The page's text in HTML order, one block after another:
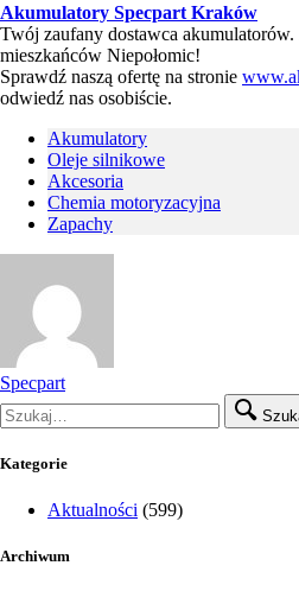
Akumulatory Specpart Kraków
Twój zaufany dostawca
mieszkańców Niepołomic!
Sprawdź naszą ofertę na stronie
odwiedź nas osobiście.
Akumulatory
Oleje silnikowe
Akcesoria
Chemia motoryzacyjna
Zapachy
Specpart
Kategorie
Aktualności (599)
Archiwum